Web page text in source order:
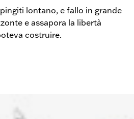
lontano, e fallo in grande
e assapora la libertà
costruire.